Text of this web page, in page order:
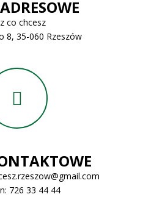
co chcesz
8, 35-060 Rzeszów
726 33 44 44